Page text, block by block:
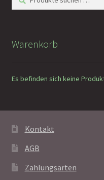
nach:
Warenkorb
Es befinden sich keine
Kontakt
AGB
Zahlungsarten